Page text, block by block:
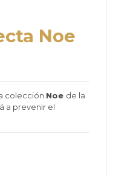
Noe
colección Noe de la
a prevenir el